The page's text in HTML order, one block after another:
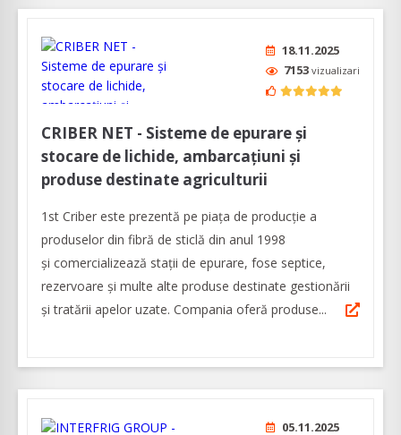
18.11.2025
7153 vizualizari
CRIBER NET - Sisteme de epurare și
stocare de lichide, ambarcațiuni și
produse destinate agriculturii
1st Criber este prezentă pe piața de producție a
produselor din fibră de sticlă din anul 1998
și comercializează stații de epurare, fose septice,
rezervoare și multe alte produse destinate gestionării
și tratării apelor uzate. Compania oferă produse...
05.11.2025